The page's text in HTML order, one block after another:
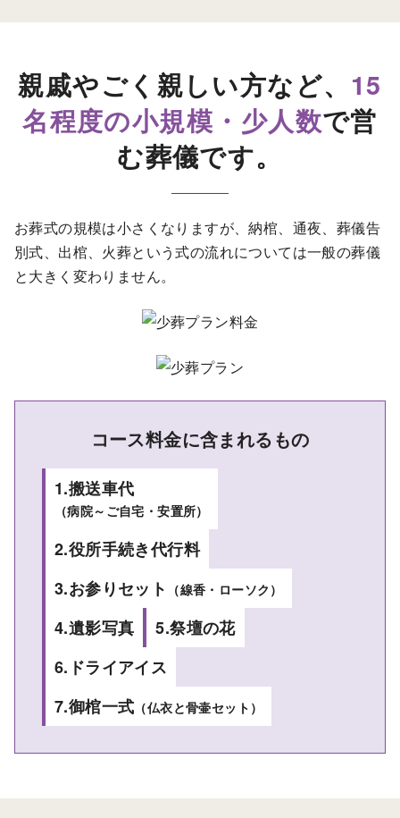
親戚やごく親しい方など、 15
名程度の小規模・少人数で営
む葬儀です。
お葬式の規模は小さくなりますが、納棺、通夜、葬儀告
別式、出棺、火葬という式の流れについては一般の葬儀
と大きく変わりません。
コース料金に含まれるもの
1.搬送車代
（病院～ご自宅・安置所）
2.役所手続き代行料
3.お参りセット （線香・ローソク）
4.遺影写真
5.祭壇の花
6.ドライアイス
7.御棺一式 （仏衣と骨壷セット）